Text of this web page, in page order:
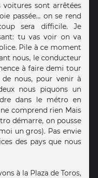
voitures sont arrêtées
passée... on se rend
sera difficile. Je
tu vas voir on va
Pile à ce moment
nous, le conducteur
à faire demi tour
nous, pour venir à
nous piquons un
dans le métro en
comprend rien Mais
démarre, on pousse
un gros). Pas envie
des pays que nous
à la Plaza de Toros,